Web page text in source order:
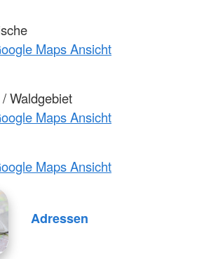
Maps Ansicht
Waldgebiet
Maps Ansicht
Maps Ansicht
Adressen